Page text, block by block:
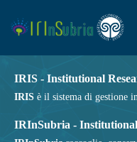
IRIS - Institutional
IRIS è il sistema di gestione
IRInSubria -